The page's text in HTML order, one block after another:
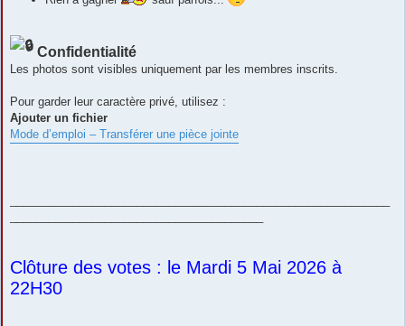
Confidentialité
Les photos sont visibles uniquement par les membres inscrits.
Pour garder leur caractère privé, utilisez :
Ajouter un fichier
Mode d’emploi – Transférer une pièce jointe
Clôture des votes : le Mardi 5 Mai 2026 à
22H30